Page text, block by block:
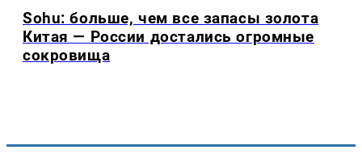
Sohu: больше, чем все запасы золота
Китая — России достались огромные
сокровища